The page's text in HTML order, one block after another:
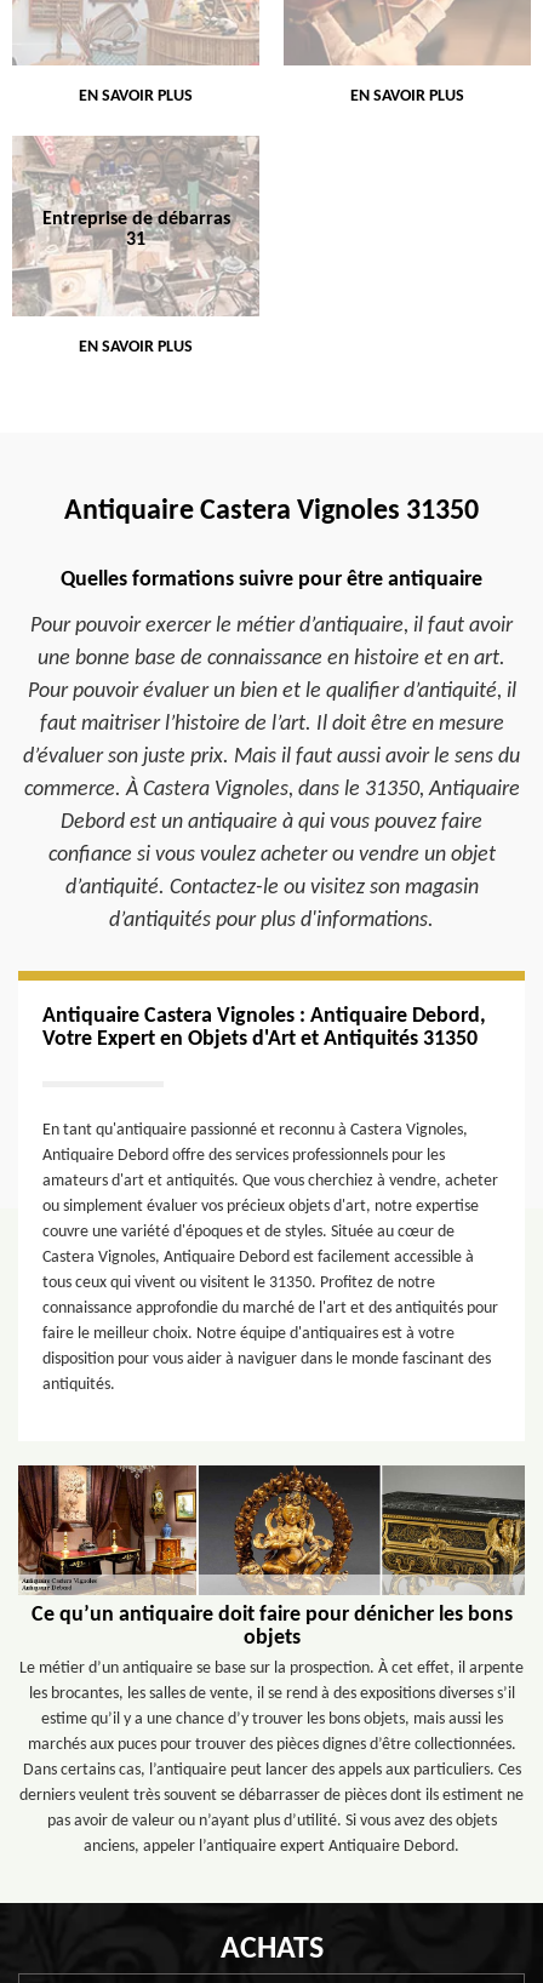
EN SAVOIR PLUS EN SAVOIR PLUS
Entreprise de débarras
31
EN SAVOIR PLUS
Antiquaire Castera Vignoles 31350
Quelles formations suivre pour être antiquaire
Pour pouvoir exercer le métier d’antiquaire, il faut avoir
une bonne base de connaissance en histoire et en art.
Pour pouvoir évaluer un bien et le qualifier d’antiquité, il
faut maitriser l’histoire de l’art. Il doit être en mesure
d’évaluer son juste prix. Mais il faut aussi avoir le sens du
commerce. À Castera Vignoles, dans le 31350, Antiquaire
Debord est un antiquaire à qui vous pouvez faire
confiance si vous voulez acheter ou vendre un objet
d’antiquité. Contactez-le ou visitez son magasin
d’antiquités pour plus d'informations.
Antiquaire Castera Vignoles : Antiquaire Debord,
Votre Expert en Objets d'Art et Antiquités 31350
En tant qu'antiquaire passionné et reconnu à Castera Vignoles,
Antiquaire Debord offre des services professionnels pour les
amateurs d'art et antiquités. Que vous cherchiez à vendre, acheter
ou simplement évaluer vos précieux objets d'art, notre expertise
couvre une variété d'époques et de styles. Située au cœur de
Castera Vignoles, Antiquaire Debord est facilement accessible à
tous ceux qui vivent ou visitent le 31350. Profitez de notre
connaissance approfondie du marché de l'art et des antiquités pour
faire le meilleur choix. Notre équipe d'antiquaires est à votre
disposition pour vous aider à naviguer dans le monde fascinant des
antiquités.
Ce qu’un antiquaire doit faire pour dénicher les bons
objets
Le métier d’un antiquaire se base sur la prospection. À cet effet, il arpente
les brocantes, les salles de vente, il se rend à des expositions diverses s’il
estime qu’il y a une chance d’y trouver les bons objets, mais aussi les
marchés aux puces pour trouver des pièces dignes d’être collectionnées.
Dans certains cas, l’antiquaire peut lancer des appels aux particuliers. Ces
derniers veulent très souvent se débarrasser de pièces dont ils estiment ne
pas avoir de valeur ou n’ayant plus d’utilité. Si vous avez des objets
anciens, appeler l’antiquaire expert Antiquaire Debord.
ACHATS